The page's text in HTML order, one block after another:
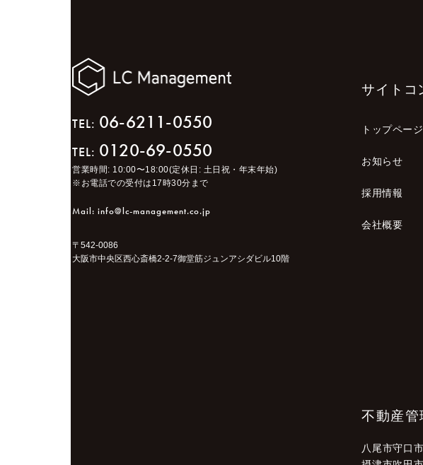
TEL: 06-6211-0550
TEL: 0120-69-0550
営業時間: 10:00〜18:00(定休日: 土日祝・年末年始)
※お電話での受付は17時30分まで
Mail: info@lc-management.co.jp
〒542-0086
大阪市中央区西心斎橋2-2-7御堂筋ジュンアシダビル10階
サイトコ
トップページ
お知らせ
採用情報
会社概要
不動産
八尾市守口